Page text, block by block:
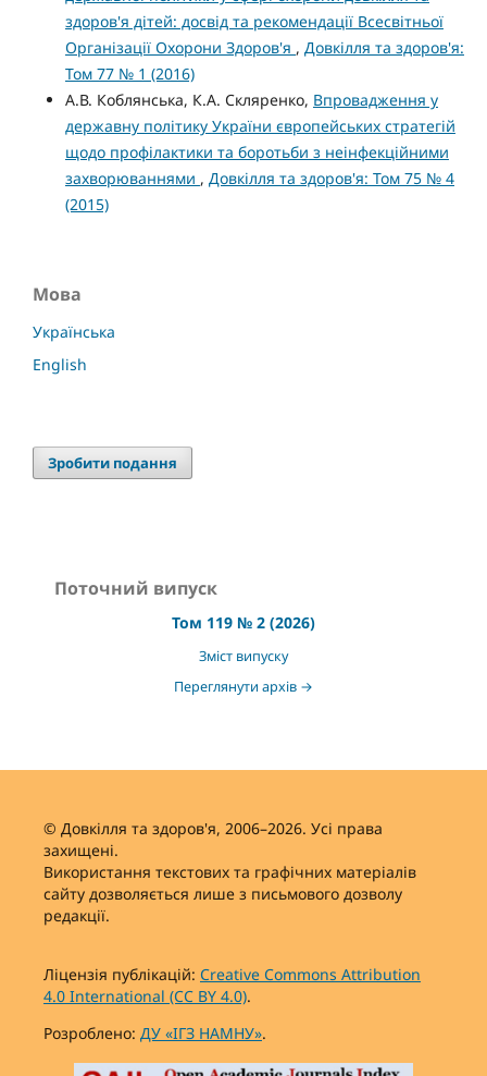
здоров'я дітей: досвід та рекомендації Всесвітньої
Організації Охорони Здоров'я , Довкілля та здоров'я:
Том 77 № 1 (2016)
А.В. Коблянська, К.А. Скляренко, Впровадження у
державну політику України європейських стратегій
щодо профілактики та боротьби з неінфекційними
захворюваннями , Довкілля та здоров'я: Том 75 № 4
(2015)
Мова
Українська
English
Зробити подання
Поточний випуск
Том 119 № 2 (2026)
Зміст випуску
Переглянути архів →
© Довкілля та здоров'я, 2006–2026. Усі права
захищені.
Використання текстових та графічних матеріалів
сайту дозволяється лише з письмового дозволу
редакції.
Ліцензія публікацій: Creative Commons Attribution
4.0 International (CC BY 4.0).
Розроблено: ДУ «ІГЗ НАМНУ».